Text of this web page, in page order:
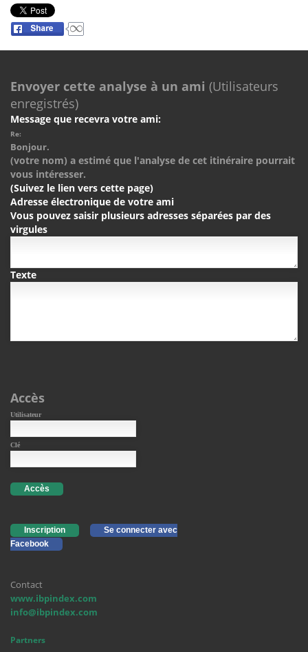
Envoyer cette analyse à un ami (Utilisateurs
enregistrés)
Message que recevra votre ami:
Re:
Bonjour.
(votre nom) a estimé que l'analyse de cet itinéraire pourrait
vous intéresser.
(Suivez le lien vers cette page)
Adresse électronique de votre ami
Vous pouvez saisir plusieurs adresses séparées par des
virgules
Texte
Accès
Utilisateur
Clé
Accès
Inscription
Se connecter avec
Facebook
Contact
www.ibpindex.com
info@ibpindex.com
Partners